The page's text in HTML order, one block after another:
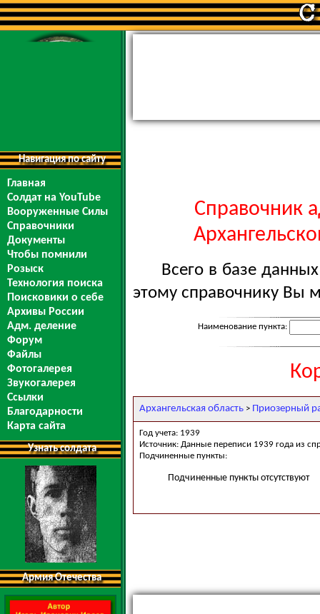
Навигация по сайту
Главная
Солдат на YouTube
Вооруженные Силы
Справочники
Документы
Чтобы помнили
Розыск
Технология поиска
Поисковики о себе
Архивы России
Адм. деление
Форум
Файлы
Фотогалерея
Звукогалерея
Ссылки
Благодарности
Карта сайта
Узнать солдата
Армия Отечества
Справочник
Всего в базе
этому справочнику Вы
Наименование пункта:
Архангельская область > Приозерный
Год учета: 1939
Источник: Данные переписи 1939 года из
Подчиненные пункты:
Подчиненные пункты отсутствуют